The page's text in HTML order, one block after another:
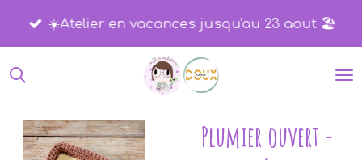
Passer
principal
☀️​Atelier en vacances jusqu'au 23 aout 🏖️​
Plumier ouvert -